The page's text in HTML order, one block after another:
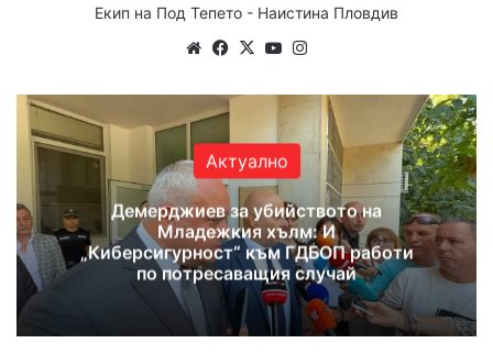
Екип на Под Тепето - Наистина Пловдив
We
te
Fa
bo
X
Yo
ub ra
m
Актуално
Демерджиев за убийството на
Младежкия хълм: И
„Киберсигурност“ към ГДБОП работи
по потресаващия случай